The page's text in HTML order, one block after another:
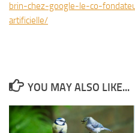
brin-chez-google-le-co-
artificielle/
YOU MAY ALSO LIKE...